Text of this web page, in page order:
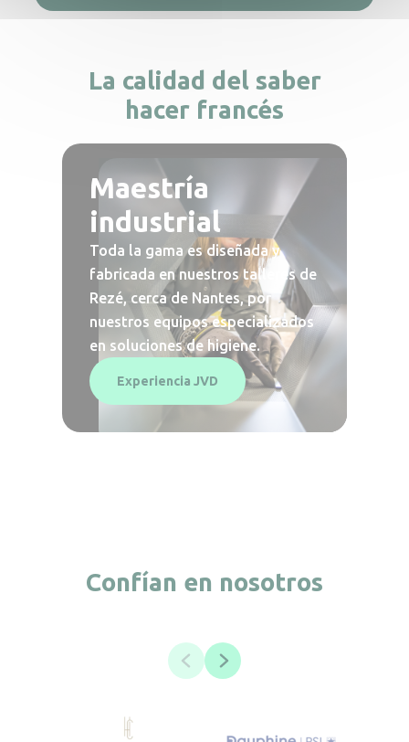
La calidad del saber
hacer francés
Maestría
industrial
Toda la gama es diseñada y
fabricada en nuestros talleres de
Rezé, cerca de Nantes, por
nuestros equipos especializados
en soluciones de higiene.
Experiencia JVD
Confían en nosotros